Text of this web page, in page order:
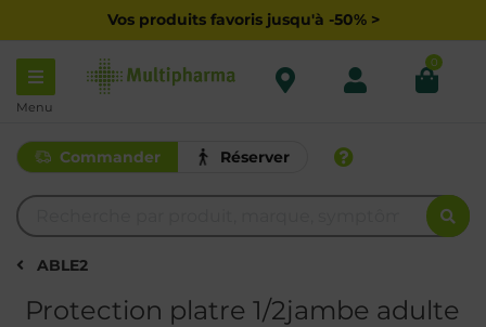
Vos produits favoris jusqu'à -50% >
Menu
0
Commander Réserver
ABLE2
Protection platre 1/2jambe adulte